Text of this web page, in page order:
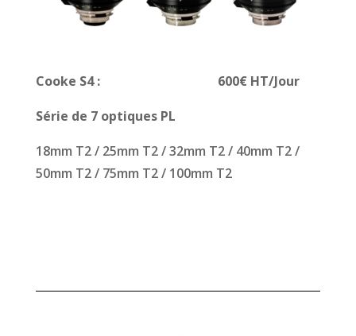
Cooke S4: 600€ HT/Jour
Série de 7 optiques PL
18mm T2 / 25mm T2 / 32mm T2 / 40mm T2 /
50mm T2 / 75mm T2 / 100mm T2